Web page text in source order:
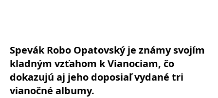
Spevák Robo Opatovský je známy svojím
kladným vzťahom k Vianociam, čo
dokazujú aj jeho doposiaľ vydané tri
vianočné albumy.